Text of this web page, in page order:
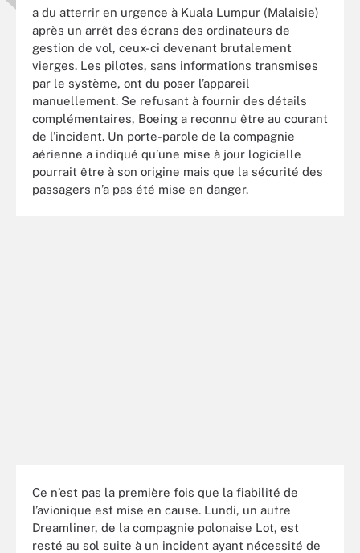
a du atterrir en urgence à Kuala Lumpur (Malaisie)
après un arrêt des écrans des ordinateurs de
gestion de vol, ceux-ci devenant brutalement
vierges. Les pilotes, sans informations transmises
par le système, ont du poser l’appareil
manuellement. Se refusant à fournir des détails
complémentaires, Boeing a reconnu être au courant
de l’incident. Un porte-parole de la compagnie
aérienne a indiqué qu’une mise à jour logicielle
pourrait être à son origine mais que la sécurité des
passagers n’a pas été mise en danger.
Ce n’est pas la première fois que la fiabilité de
l’avionique est mise en cause. Lundi, un autre
Dreamliner, de la compagnie polonaise Lot, est
resté au sol suite à un incident ayant nécessité de